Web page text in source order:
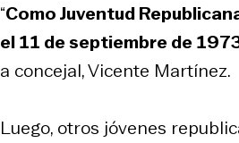
“Como Juventud
el 11 de septiembre de
a concejal, Vicente Martínez.
Luego, otros jóvenes